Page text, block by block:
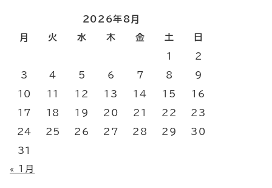
2026年8月
月
火 水 木 金 土 日
1 2
3 4 5 6 7 8 9
10 11 12 13 14 15 16
17 18 19 20 21 22 23
24 25 26 27 28 29 30
31
« 1月